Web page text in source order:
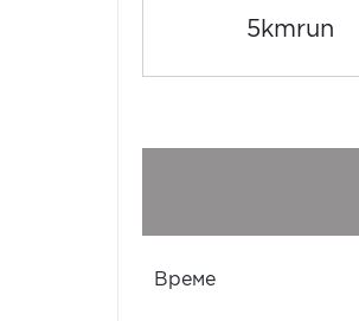
5kmrun
Време